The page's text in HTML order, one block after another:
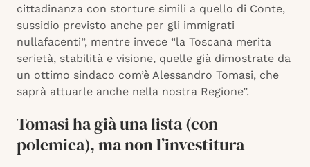
cittadinanza con storture simili a quello di Conte,
sussidio previsto anche per gli immigrati
nullafacenti”, mentre invece “la Toscana merita
serietà, stabilità e visione, quelle già dimostrate da
un ottimo sindaco com’è Alessandro Tomasi, che
saprà attuarle anche nella nostra Regione”.
Tomasi ha già una lista (con
polemica), ma non l’investitura